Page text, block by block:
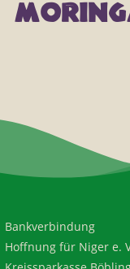
Bankverbindung
Hoffnung für Niger e.